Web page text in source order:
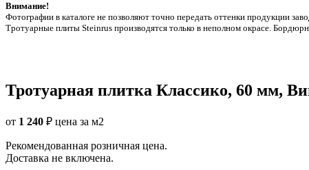
Внимание!
Фотографии в каталоге не позволяют точно передать оттенки продукции
Тротуарные плиты Steinrus производятся только в неполном окрасе.
Тротуарная плитка Классико, 60 мм,
от 1 240 ₽ цена за м2
Рекомендованная розничная цена.
Доставка не включена.